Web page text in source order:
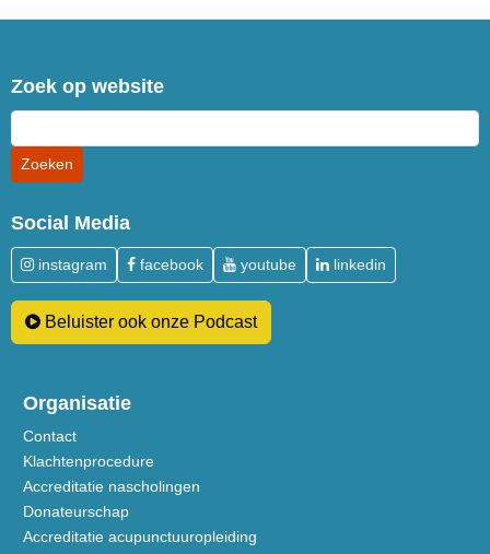
Zoek op website
Social Media
instagram facebook youtube linkedin
Beluister ook onze Podcast
Organisatie
Contact
Klachtenprocedure
Accreditatie nascholingen
Donateurschap
Accreditatie acupunctuuropleiding